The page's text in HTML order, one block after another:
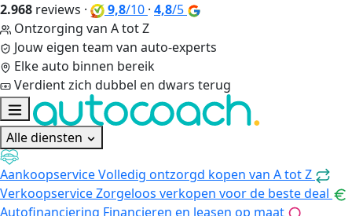
2.968 reviews · 9,8/10 · 4,8/5
Ontzorging van A tot Z
Jouw eigen team van auto-experts
Elke auto binnen bereik
Verdient zich dubbel en dwars terug
Alle diensten
AankoopserviceVolledig ontzorgd kopen van A tot Z
VerkoopserviceZorgeloos verkopen voor de beste deal
Autofinanciering Financieren en leasen op maat